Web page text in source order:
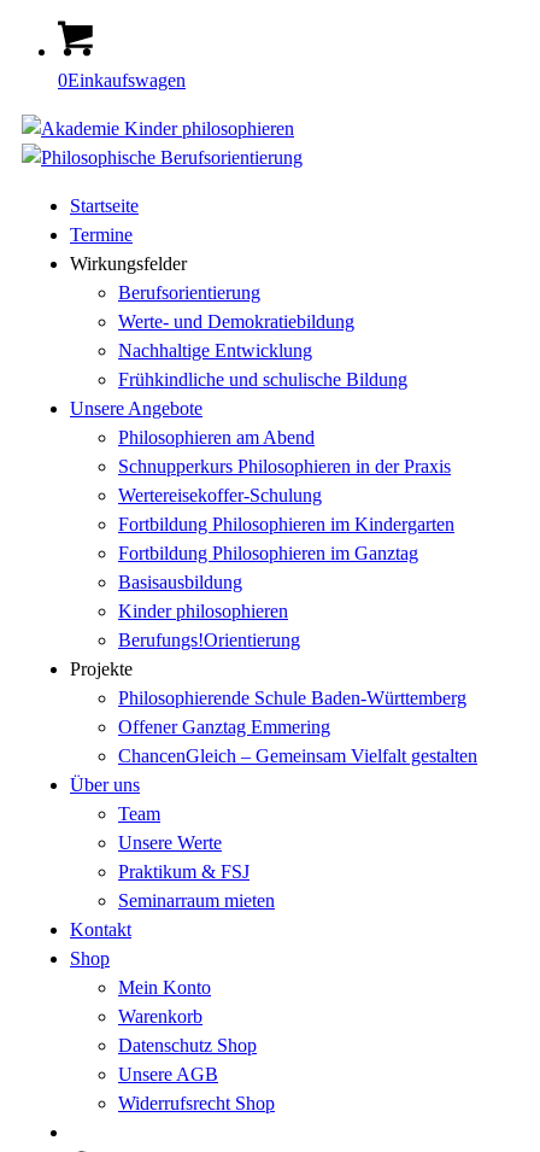
0Einkaufswagen
Startseite
Termine
Wirkungsfelder
Berufsorientierung
Werte- und Demokratiebildung
Nachhaltige Entwicklung
Frühkindliche und schulische Bildung
Unsere Angebote
Philosophieren am Abend
Schnupperkurs Philosophieren in der Praxis
Wertereisekoffer-Schulung
Fortbildung Philosophieren im Kindergarten
Fortbildung Philosophieren im Ganztag
Basisausbildung
Kinder philosophieren
Berufungs!Orientierung
Projekte
Philosophierende Schule Baden-Württemberg
Offener Ganztag Emmering
ChancenGleich – Gemeinsam Vielfalt gestalten
Über uns
Team
Unsere Werte
Praktikum & FSJ
Seminarraum mieten
Kontakt
Shop
Mein Konto
Warenkorb
Datenschutz Shop
Unsere AGB
Widerrufsrecht Shop